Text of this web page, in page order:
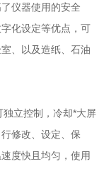
仪器使用的安全
化设定等优点，可
、以及造纸、石油
立控制，冷却*大屏
修改、设定、保
度快且均匀，使用